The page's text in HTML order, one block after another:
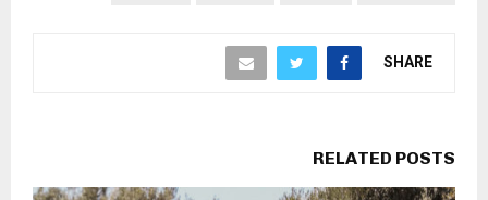
SHARE
RELATED POSTS